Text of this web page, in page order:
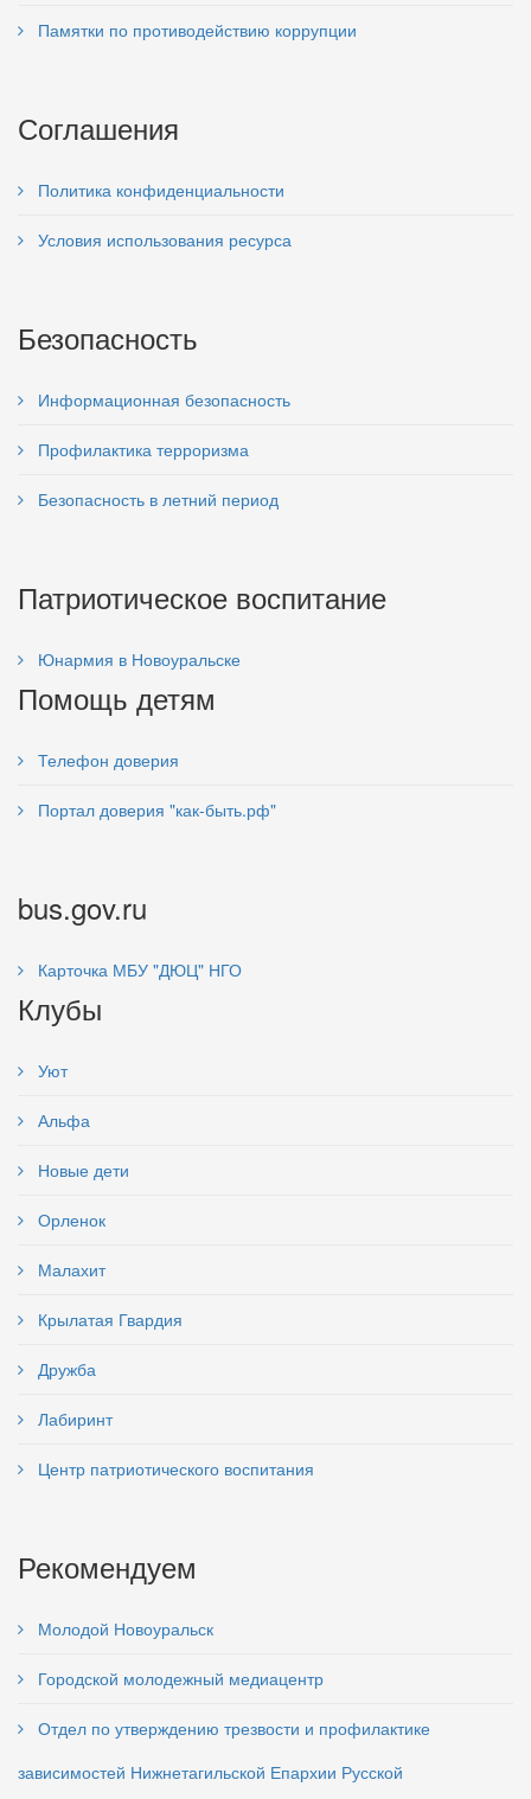
Памятки по противодействию коррупции
Соглашения
Политика конфиденциальности
Условия использования ресурса
Безопасность
Информационная безопасность
Профилактика терроризма
Безопасность в летний период
Патриотическое воспитание
Юнармия в Новоуральске
Помощь детям
Телефон доверия
Портал доверия "как-быть.рф"
bus.gov.ru
Карточка МБУ "ДЮЦ" НГО
Клубы
Уют
Альфа
Новые дети
Орленок
Малахит
Крылатая Гвардия
Дружба
Лабиринт
Центр патриотического воспитания
Рекомендуем
Молодой Новоуральск
Городской молодежный медиацентр
Отдел по утверждению трезвости и профилактике
зависимостей Нижнетагильской Епархии Русской